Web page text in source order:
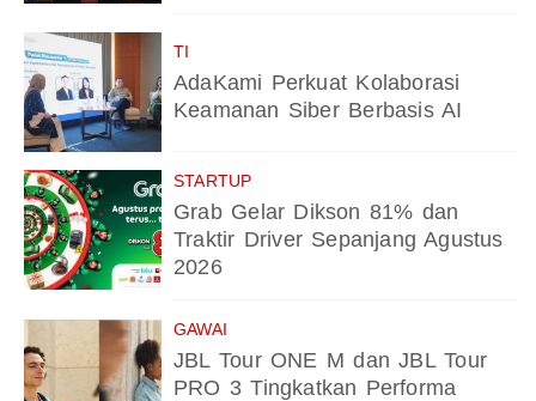
TI
AdaKami Perkuat Kolaborasi
Keamanan Siber Berbasis AI
STARTUP
Grab Gelar Dikson 81% dan
Traktir Driver Sepanjang Agustus
2026
GAWAI
JBL Tour ONE M dan JBL Tour
PRO 3 Tingkatkan Performa